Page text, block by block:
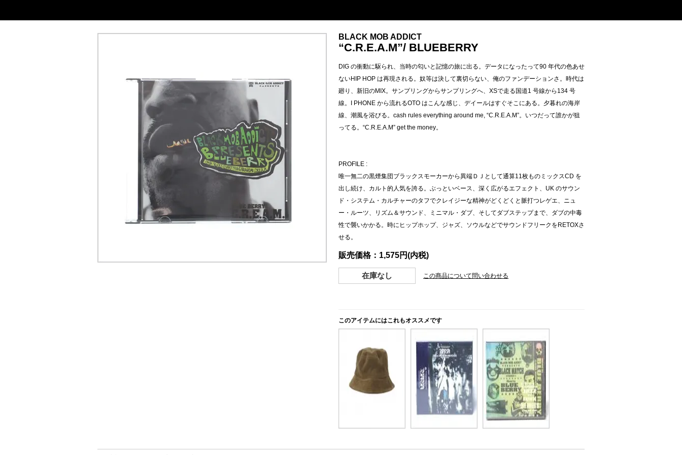
BLACK MOB ADDICT
“C.R.E.A.M”/ BLUEBERRY
DIG の衝動に駆られ、当時の匂いと記憶の旅に出る。データになったって90 年代の色あせ
ないHIP HOP は再現される。奴等は決して裏切らない、俺のファンデーションさ。時代は
廻り、新旧のMIX。サンプリングからサンプリングへ、XSで走る国道1 号線から134 号
線。I PHONE から流れるOTO はこんな感じ、デイールはすぐそこにある。夕暮れの海岸
線、潮風を浴びる。cash rules everything around me, “C.R.E.A.M”。いつだって誰かが狙
ってる。“C.R.E.A.M” get the money。
PROFILE :
唯一無二の黒煙集団ブラックスモーカーから異端ＤＪとして通算11枚ものミックスCD を
出し続け、カルト的人気を誇る。ぶっといベース、深く広がるエフェクト、UK のサウン
ド・システム・カルチャーのタフでクレイジーな精神がどくどくと脈打つレゲエ、ニュ
ー・ルーツ、リズム＆サウンド、ミニマル・ダブ、そしてダブステップまで、ダブの中毒
性で襲いかかる。時にヒップホップ、ジャズ、ソウルなどでサウンドフリークをRETOXさ
せる。
販売価格：1,575円(内税)
在庫なし この商品について問い合わせる
このアイテムにはこれもオススメです